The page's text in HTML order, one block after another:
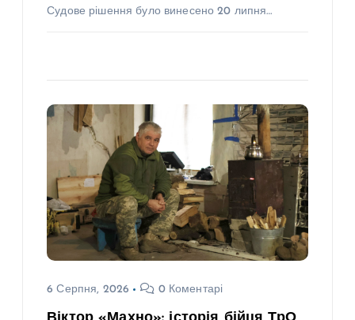
Судове рішення було винесено 20 липня…
6 Серпня, 2026 0 Коментарі